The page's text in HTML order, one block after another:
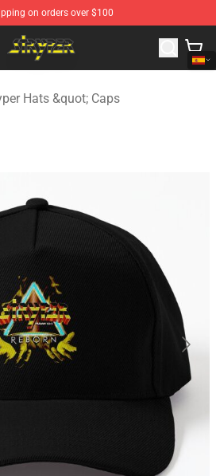
on orders over $100
Stryper Merchandise Shop
Hats &quot; Caps